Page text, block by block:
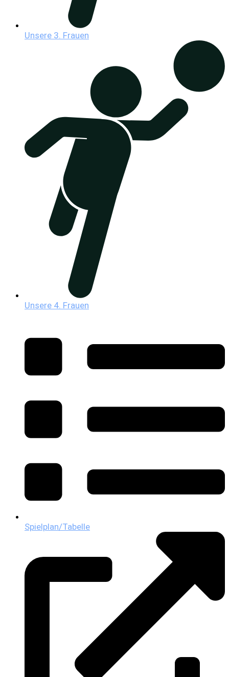
Unsere 3. Frauen
Unsere 4. Frauen
Spielplan/Tabelle